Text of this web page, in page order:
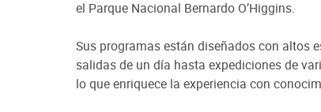
el Parque Nacional Bernardo O’Higgins.
Sus programas están diseñados con altos
salidas de un día hasta expediciones de
lo que enriquece la experiencia con